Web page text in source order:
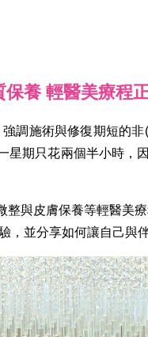
養 輕醫美療程
調施術與修復期短的
期只花兩個半小時，
與皮膚保養等輕醫美
並分享如何讓自己與